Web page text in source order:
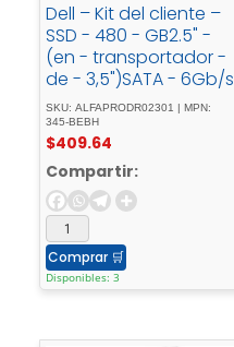
Dell – Kit del cliente –
SSD - 480 - GB2.5" -
(en - transportador -
de - 3,5")SATA - 6Gb/s
SKU: ALFAPRODR02301 | MPN:
345-BEBH
$409.64
Compartir:
Comprar 🛒
Disponibles: 3